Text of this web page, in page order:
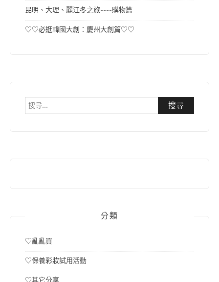
昆明、大理、麗江冬之旅----購物篇
♡♡必逛韓國大創：慶州大創篇♡♡
搜
分類
♡亂亂買
♡保養彩妝試用活動
♡其它分享